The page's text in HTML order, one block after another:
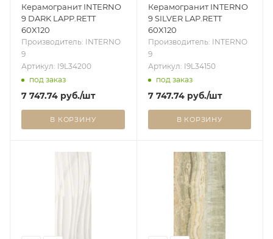
Керамогранит INTERNO
9 DARK LAPP.RETT
60X120
Производитель: INTERNO
9
Артикул: I9L34200
под заказ
7 747.74 руб./шт
В КОРЗИНУ
Керамогранит INTERNO
9 SILVER LAP.RETT
60X120
Производитель: INTERNO
9
Артикул: I9L34150
под заказ
7 747.74руб./шт
В КОРЗИНУ